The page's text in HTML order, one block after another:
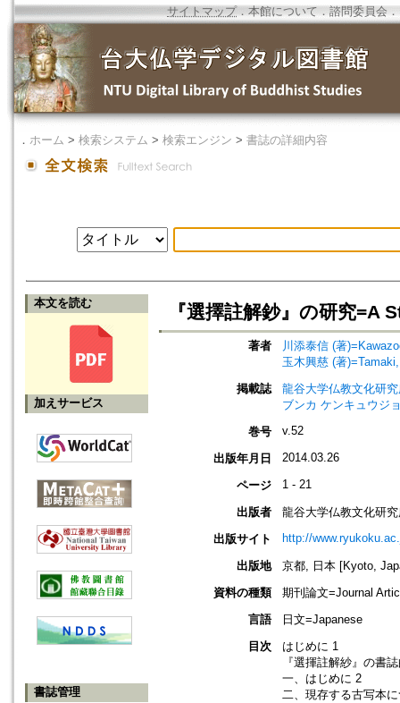
サイトマップ．本館について ． 諮問委員会 ．
． ホーム > 検索システム > 検索エンジン > 書誌の詳細内容
本文を読む
加えサービス
書誌管理
『選擇註解鈔』の研究
著者
川添泰信 (著
玉木興慈 (著
掲載誌
龍谷大学仏教文化研
ブンカ ケンキュウジ
巻号
v.52
出版年月日 2014.03.26
ページ 1 - 21
出版者
龍谷大学仏教文化研
出版サイト
http://
出版地
京都, 日本 [Kyoto,
資料の種類
期刊論文=Journal
言語
日文=Japanese
目次
はじめに 1
『選揮註解紗』の書
一、はじめに 2
二、現存する古写本